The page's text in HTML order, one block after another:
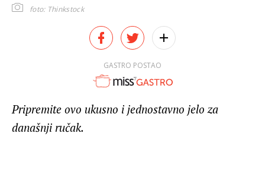
foto: Thinkstock
GASTRO POSTAO
Pripremite ovo ukusno i jednostavno jelo za
današnji ručak.